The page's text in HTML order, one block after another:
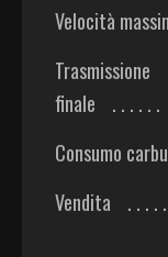
Velocità
Trasmissione
finale
Consumo
Vendita